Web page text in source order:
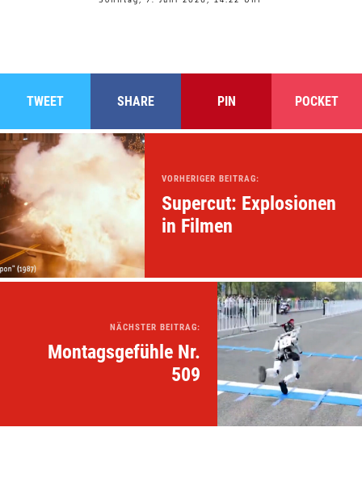
TWEET SHARE PIN POCKET
VORHERIGER BEITRAG:
Supercut: Explosionen
in Filmen
NÄCHSTER BEITRAG:
Montagsgefühle Nr.
509